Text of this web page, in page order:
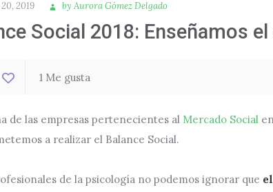
2019 Autora
by Aurora Gómez Delgado
Social 2018: Enseñamos
1 Me gusta
de las empresas pertenecientes al Mercado Social
a realizar el Balance Social.
de la psicología no podemos ignorar que